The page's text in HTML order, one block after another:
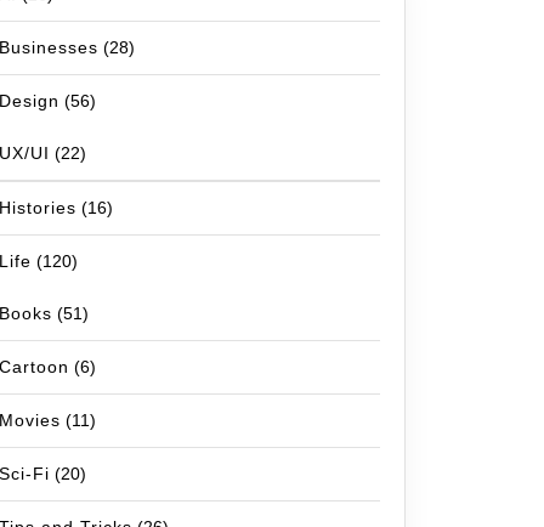
Businesses (28)
Design (56)
UX/UI (22)
Histories (16)
Life (120)
Books (51)
Cartoon (6)
Movies (11)
Sci-Fi (20)